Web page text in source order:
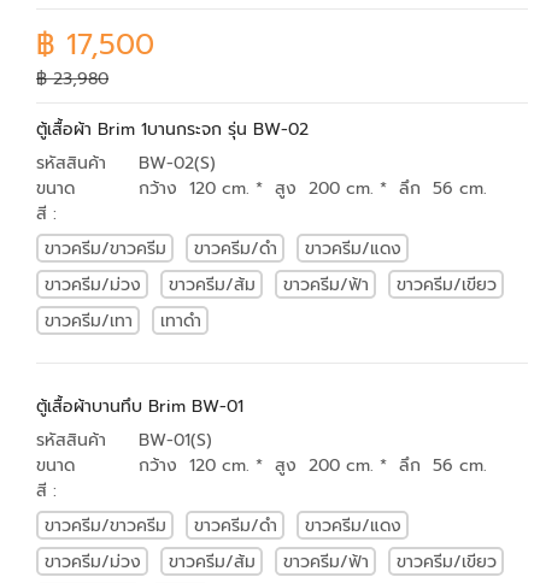
฿ 17,500
฿ 23,980
ตู้เสื้อผ้า Brim 1บานกระจก รุ่น BW-02
รหัสสินค้า
BW-02(S)
ขนาด
กว้าง 120 cm. * สูง 200 cm. * ลึก 56 cm.
สี :
ขาวครีม/ขาวครีม
ขาวครีม/ดำ
ขาวครีม/แดง
ขาวครีม/ม่วง
ขาวครีม/ส้ม ขาวครีม/ฟ้า
ขาวครีม/เขียว
ขาวครีม/เทา
เทาดำ
ตู้เสื้อผ้าบานทึบ Brim BW-01
รหัสสินค้า
BW-01(S)
ขนาด
กว้าง 120 cm. * สูง 200 cm. * ลึก 56 cm.
สี :
ขาวครีม/ขาวครีม
ขาวครีม/ดำ
ขาวครีม/แดง
ขาวครีม/ม่วง
ขาวครีม/ส้ม ขาวครีม/ฟ้า
ขาวครีม/เขียว